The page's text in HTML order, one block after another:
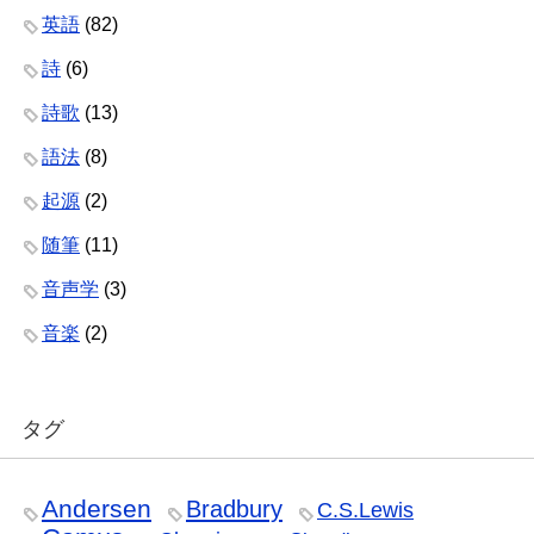
英語 (82)
詩 (6)
詩歌 (13)
語法 (8)
起源 (2)
随筆 (11)
音声学 (3)
音楽 (2)
タグ
Andersen Bradbury C.S.Lewis